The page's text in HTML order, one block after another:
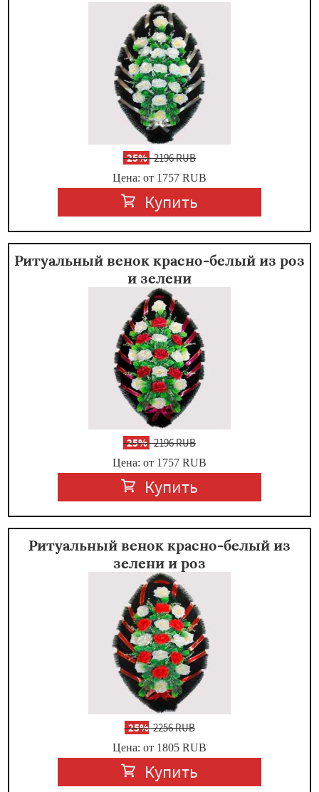
-25%2196 RUB
Цена: от 1757 RUB
Купить
Ритуальный венок красно-белый из роз
и зелени
-25%2196 RUB
Цена: от 1757 RUB
Купить
Ритуальный венок красно-белый из
зелени и роз
-25%2256 RUB
Цена: от 1805 RUB
Купить